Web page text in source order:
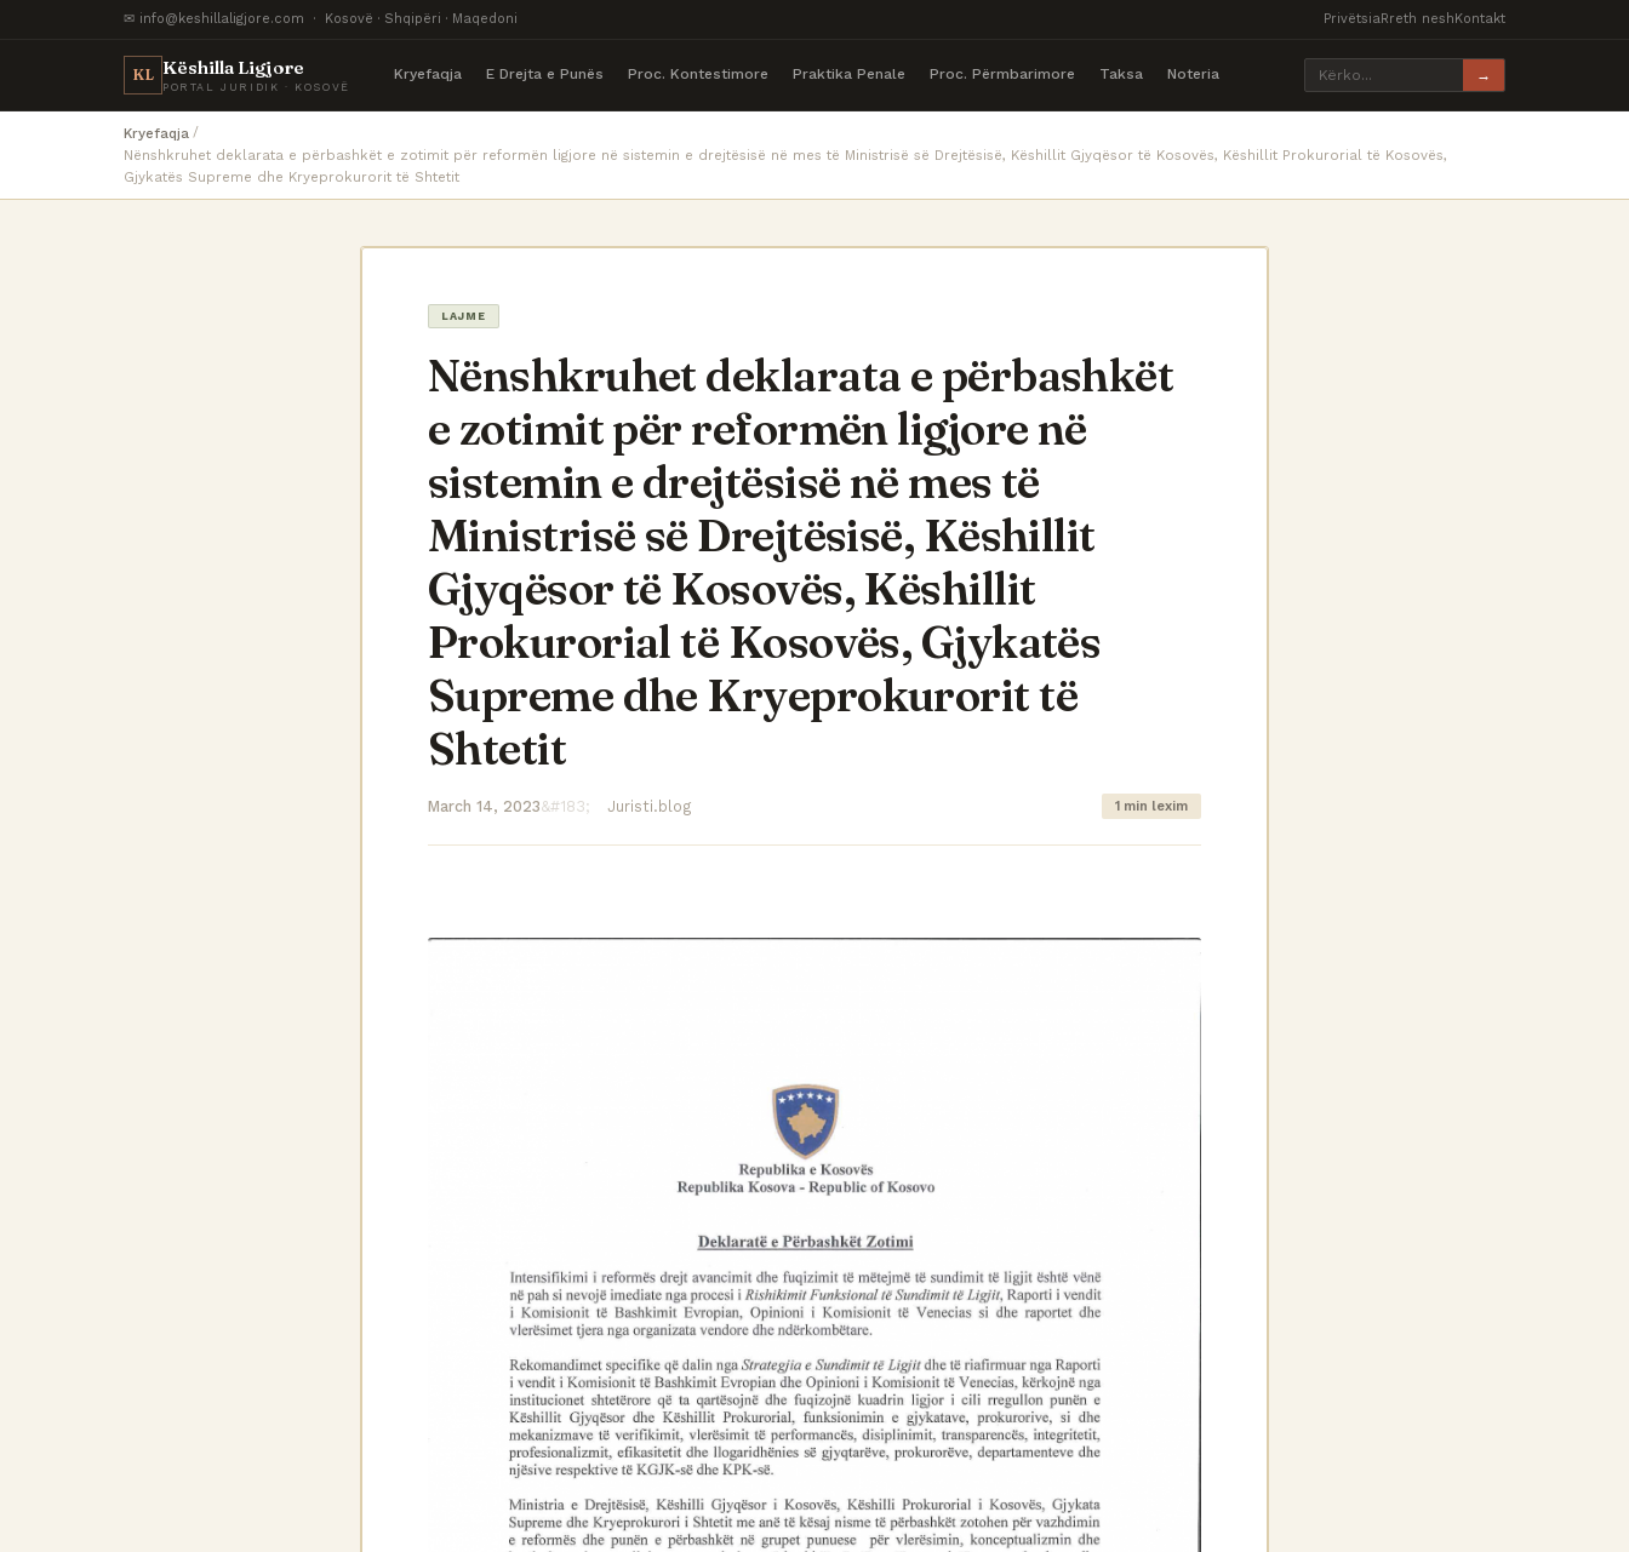
✉ info@keshillaligjore.com · Kosovë · Shqipëri · Maqedoni PrivëtsiaRreth neshKontakt
KL Këshilla Ligjore
PORTAL JURIDIK · KOSOVË
Kryefaqja E Drejta e Punës Proc. Kontestimore Praktika Penale Proc. Përmbarimore Taksa Noteria →
Kryefaqja
Nënshkruhet deklarata e përbashkët e zotimit për reformën ligjore në sistemin e drejtësisë në mes të Ministrisë së Drejtësisë, Këshillit Gjyqësor të Kosovës, Këshillit Prokurorial të Kosovës,
Gjykatës Supreme dhe Kryeprokurorit të Shtetit
LAJME
Nënshkruhet deklarata e përbashkët
e zotimit për reformën ligjore në
sistemin e drejtësisë në mes të
Ministrisë së Drejtësisë, Këshillit
Gjyqësor të Kosovës, Këshillit
Prokurorial të Kosovës, Gjykatës
Supreme dhe Kryeprokurorit të
Shtetit
March 14, 2023 Juristi.blog 1 min lexim